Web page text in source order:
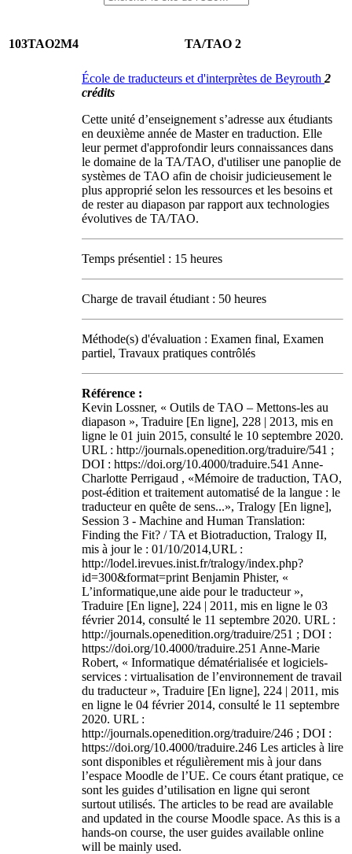
103TAO2M4 TA/TAO 2
École de traducteurs et d'interprètes de Beyrouth 2
crédits
Cette unité d’enseignement s’adresse aux étudiants
en deuxième année de Master en traduction. Elle
leur permet d'approfondir leurs connaissances dans
le domaine de la TA/TAO, d'utiliser une panoplie de
systèmes de TAO afin de choisir judicieusement le
plus approprié selon les ressources et les besoins et
de rester au diapason par rapport aux technologies
évolutives de TA/TAO.
Temps présentiel : 15 heures
Charge de travail étudiant : 50 heures
Méthode(s) d'évaluation : Examen final, Examen
partiel, Travaux pratiques contrôlés
Référence :
Kevin Lossner, « Outils de TAO – Mettons-les au
diapason », Traduire [En ligne], 228 | 2013, mis en
ligne le 01 juin 2015, consulté le 10 septembre 2020.
URL : http://journals.openedition.org/traduire/541 ;
DOI : https://doi.org/10.4000/traduire.541 Anne-
Charlotte Perrigaud , «Mémoire de traduction, TAO,
post-édition et traitement automatisé de la langue : le
traducteur en quête de sens...», Tralogy [En ligne],
Session 3 - Machine and Human Translation:
Finding the Fit? / TA et Biotraduction, Tralogy II,
mis à jour le : 01/10/2014,URL :
http://lodel.irevues.inist.fr/tralogy/index.php?
id=300&format=print Benjamin Phister, «
L’informatique,une aide pour le traducteur »,
Traduire [En ligne], 224 | 2011, mis en ligne le 03
février 2014, consulté le 11 septembre 2020. URL :
http://journals.openedition.org/traduire/251 ; DOI :
https://doi.org/10.4000/traduire.251 Anne-Marie
Robert, « Informatique dématérialisée et logiciels-
services : virtualisation de l’environnement de travail
du traducteur », Traduire [En ligne], 224 | 2011, mis
en ligne le 04 février 2014, consulté le 11 septembre
2020. URL :
http://journals.openedition.org/traduire/246 ; DOI :
https://doi.org/10.4000/traduire.246 Les articles à lire
sont disponibles et régulièrement mis à jour dans
l’espace Moodle de l’UE. Ce cours étant pratique, ce
sont les guides d’utilisation en ligne qui seront
surtout utilisés. The articles to be read are available
and updated in the course Moodle space. As this is a
hands-on course, the user guides available online
will be mainly used.